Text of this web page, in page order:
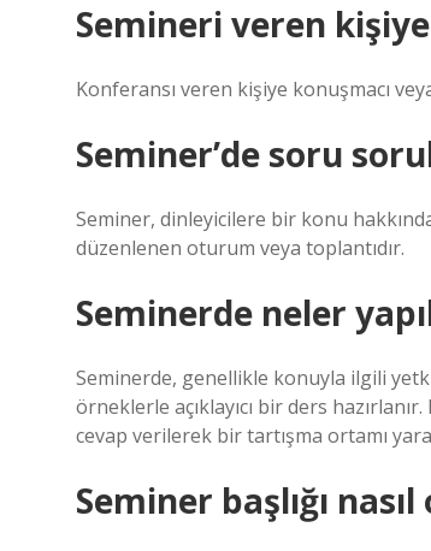
Semineri veren
Konferansı veren kişiye konuşmacı
Seminer’de soru
Seminer, dinleyicilere bir konu
düzenlenen oturum veya toplantıdır.
Seminerde neler
Seminerde, genellikle konuyla ilgili
örneklerle açıklayıcı bir ders
cevap verilerek bir tartışma ortamı
Seminer başlığı nasıl